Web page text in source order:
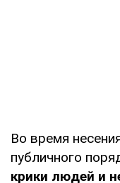
Во время
публичного
крики людей и